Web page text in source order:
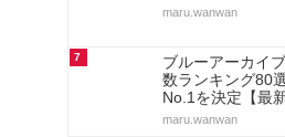
maru.wanwan
7
ブルーアーカイ
数ランキング80
No.1を決定【最
maru.wanwan